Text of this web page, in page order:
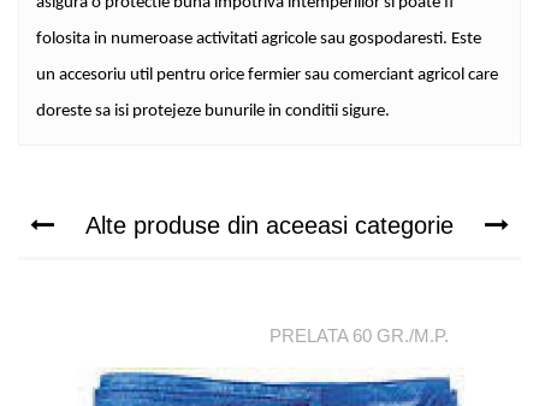
folosita in numeroase activitati agricole sau gospodaresti. Este
un accesoriu util pentru orice fermier sau comerciant agricol care
doreste sa isi protejeze bunurile in conditii sigure.
Alte produse din aceeasi categorie
PRELATA 60 GR./M.P.